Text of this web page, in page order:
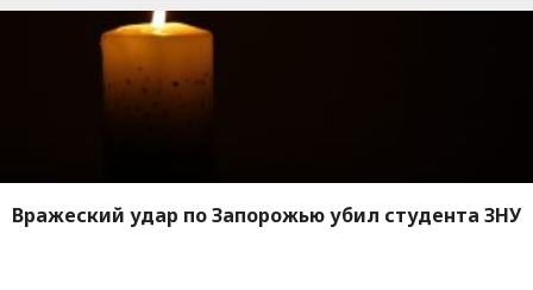
Вражеский удар по Запорожью убил студента ЗНУ